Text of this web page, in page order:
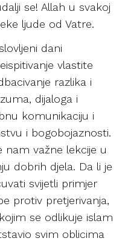
se! Allah u svakoj
ljude od Vatre.
dani
vlastite
razlika i
dijaloga i
komunikaciju i
i bogobojaznosti.
nam važne lekcije u
dobrih djela. Da li je
svijetli primjer
protiv pretjerivanja,
se odlikuje islam
svim oblicima